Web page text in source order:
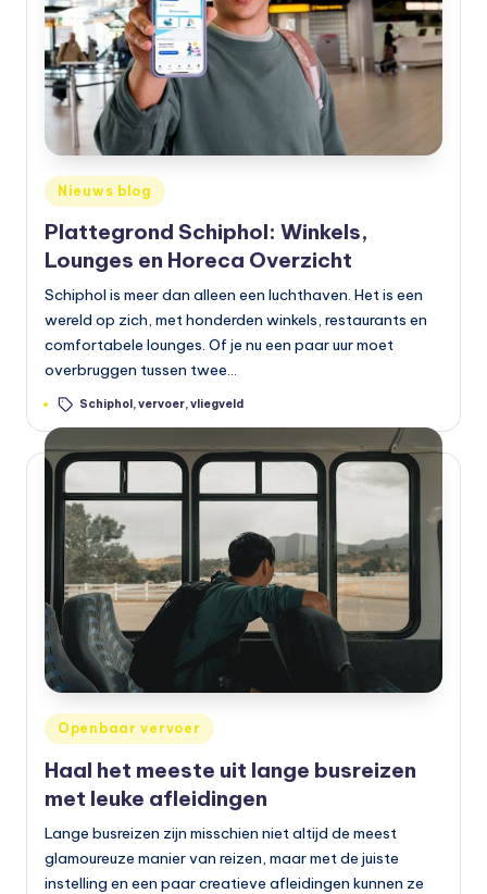
Geplaatst
in
Nieuws blog
Plattegrond Schiphol: Winkels,
Lounges en Horeca Overzicht
Schiphol is meer dan alleen een luchthaven. Het is een
wereld op zich, met honderden winkels, restaurants en
comfortabele lounges. Of je nu een paar uur moet
overbruggen tussen twee…
Tags: Schiphol ,vervoer,vliegveld
Geplaatst
in
Openbaar vervoer
Haal het meeste uit lange busreizen
met leuke afleidingen
Lange busreizen zijn misschien niet altijd de meest
glamoureuze manier van reizen, maar met de juiste
instelling en een paar creatieve afleidingen kunnen ze